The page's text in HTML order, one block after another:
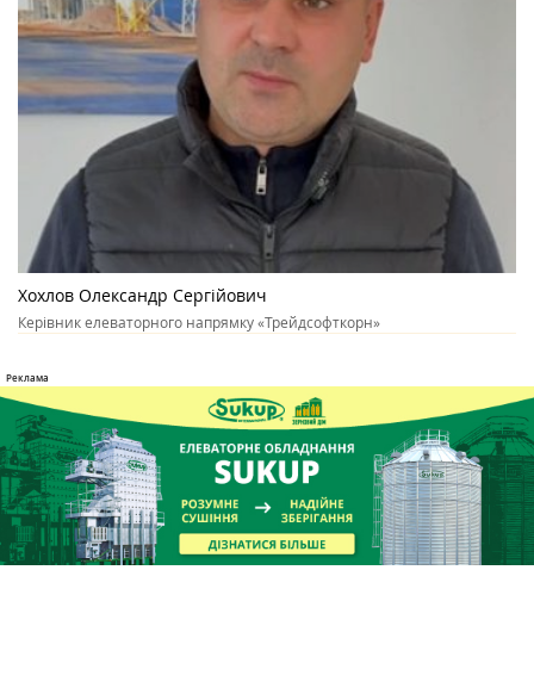
Хохлов Олександр Сергійович
Керівник елеваторного напрямку «Трейдсофткорн»